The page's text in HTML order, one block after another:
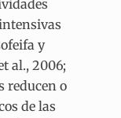
y
al., 2006;
reducen o
de las